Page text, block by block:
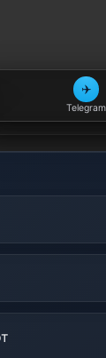
✈️
Telegram